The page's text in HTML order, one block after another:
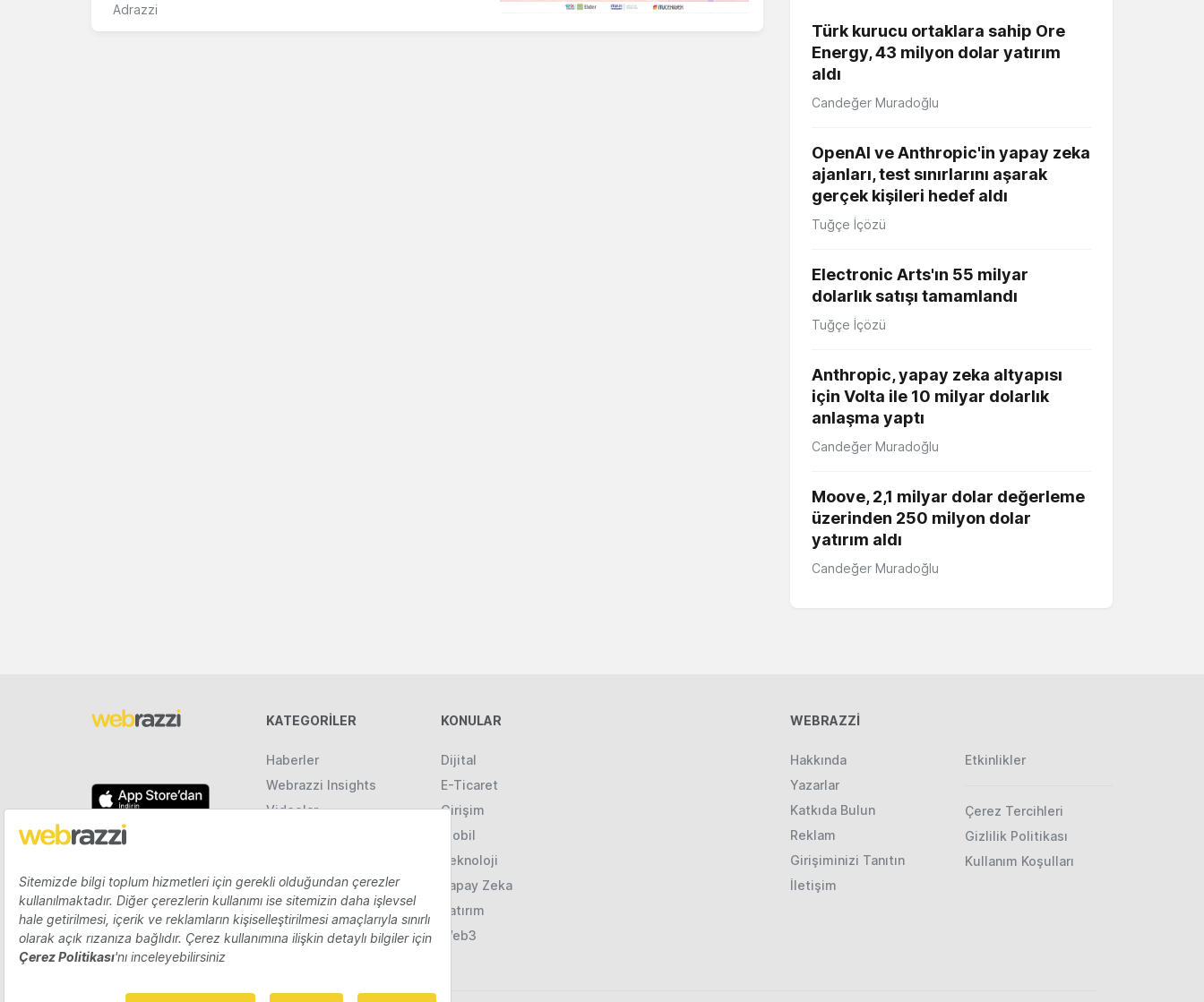
Adrazzi
Türk kurucu ortaklara sahip Ore
Energy, 43 milyon dolar yatırım
aldı
Candeğer Muradoğlu
OpenAI ve Anthropic'in yapay zeka
ajanları, test sınırlarını aşarak
gerçek kişileri hedef aldı
Tuğçe İçözü
Electronic Arts'ın 55 milyar
dolarlık satışı tamamlandı
Tuğçe İçözü
Anthropic, yapay zeka altyapısı
için Volta ile 10 milyar dolarlık
anlaşma yaptı
Candeğer Muradoğlu
Moove, 2,1 milyar dolar değerleme
üzerinden 250 milyon dolar
yatırım aldı
Candeğer Muradoğlu
KATEGORILER
Haberler
Webrazzi Insights
Videolar
KONULAR
Dijital
E-Ticaret
Girişim
Mobil
Teknoloji
Yapay Zeka
Yatırım
Web3
WEBRAZZİ
Hakkında
Yazarlar
Katkıda Bulun
Reklam
Girişiminizi Tanıtın
İletişim
Etkinlikler
Çerez Tercihleri
Gizlilik Politikası
Kullanım Koşulları